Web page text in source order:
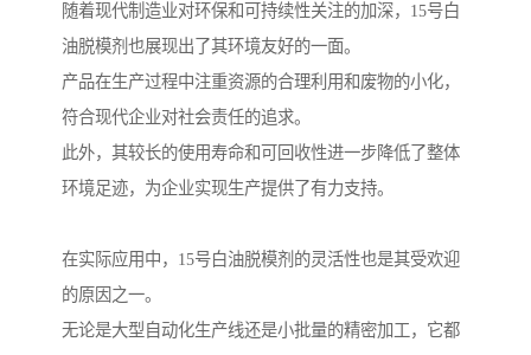
随着现代制造业对环保和可持续性关注的加深，15号白
油脱模剂也展现出了其环境友好的一面。
产品在生产过程中注重资源的合理利用和废物的小化，
符合现代企业对社会责任的追求。
此外，其较长的使用寿命和可回收性进一步降低了整体
环境足迹，为企业实现生产提供了有力支持。
在实际应用中，15号白油脱模剂的灵活性也是其受欢迎
的原因之一。
无论是大型自动化生产线还是小批量的精密加工，它都